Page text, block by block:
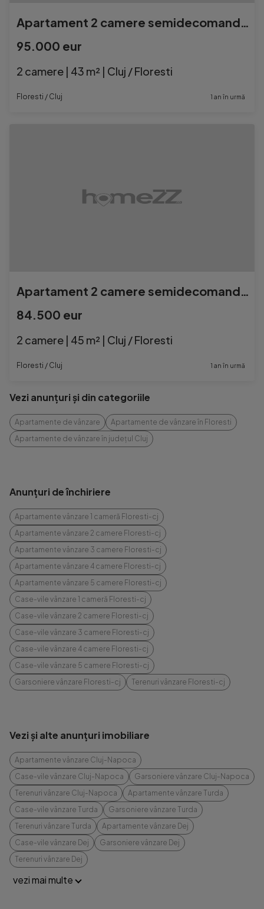
Apartament 2 camere semidecomandat FLORESTI
95.000 eur
2 camere | 43 m² | Cluj / Floresti
Floresti / Cluj 1 an în urmă
Apartament 2 camere semidecomandat FLORESTI
84.500 eur
2 camere | 45 m² | Cluj / Floresti
Floresti / Cluj 1 an în urmă
Vezi anunțuri și din categoriile
Apartamente de vânzare
Apartamente de vânzare în Floresti
Apartamente de vânzare în județul Cluj
Anunțuri de închiriere
Apartamente vânzare 1 cameră Floresti-cj
Apartamente vânzare 2 camere Floresti-cj
Apartamente vânzare 3 camere Floresti-cj
Apartamente vânzare 4 camere Floresti-cj
Apartamente vânzare 5 camere Floresti-cj
Case-vile vânzare 1 cameră Floresti-cj
Case-vile vânzare 2 camere Floresti-cj
Case-vile vânzare 3 camere Floresti-cj
Case-vile vânzare 4 camere Floresti-cj
Case-vile vânzare 5 camere Floresti-cj
Garsoniere vânzare Floresti-cj
Terenuri vânzare Floresti-cj
Vezi și alte anunțuri imobiliare
Apartamente vânzare Cluj-Napoca
Case-vile vânzare Cluj-Napoca
Garsoniere vânzare Cluj-Napoca
Terenuri vânzare Cluj-Napoca
Apartamente vânzare Turda
Case-vile vânzare Turda
Garsoniere vânzare Turda
Terenuri vânzare Turda
Apartamente vânzare Dej
Case-vile vânzare Dej
Garsoniere vânzare Dej
Terenuri vânzare Dej
vezi mai multe